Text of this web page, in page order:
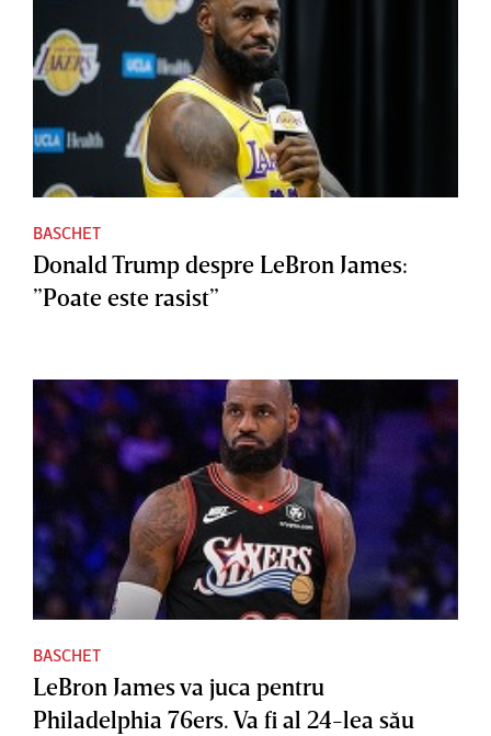
BASCHET
Donald Trump despre LeBron James:
”Poate este rasist”
BASCHET
LeBron James va juca pentru
Philadelphia 76ers. Va fi al 24-lea său